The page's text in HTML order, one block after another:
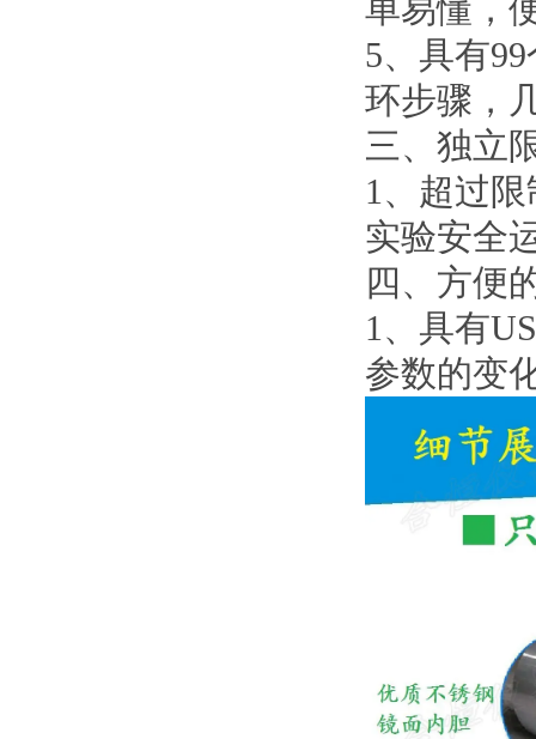
单易懂，
5、 具有
环步骤，
三、 独立
1、 超过
实验安全
四、 方便
1、 具有
参数的变